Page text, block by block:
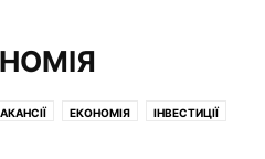
ЕКОНОМІЯ ІНВЕСТИЦІЇ